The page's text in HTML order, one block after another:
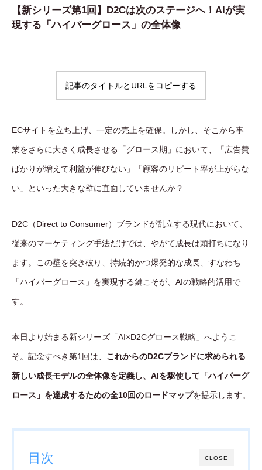
CONTACT
お問い合わせ
【新シリーズ第1回】D2Cは次のステージへ！AIが実
現する「ハイパーグロース」の全体像
記事のタイトルとURLをコピーする
ECサイトを立ち上げ、一定の売上を確保。しかし、そこから事
業をさらに大きく成長させる「グロース期」において、「広告費
ばかりが増えて利益が伸びない」「顧客のリピート率が上がらな
い」といった大きな壁に直面していませんか？
D2C（Direct to Consumer）ブランドが乱立する現代において、
従来のマーケティング手法だけでは、やがて成長は頭打ちになり
ます。この壁を突き破り、持続的かつ爆発的な成長、すなわち
「ハイパーグロース」を実現する鍵こそが、AIの戦略的活用で
す。
本日より始まる新シリーズ「AI×D2Cグロース戦略」へようこ
そ。記念すべき第1回は、 これからのD2Cブランドに求められる
新しい成長モデルの全体像を定義し、AIを駆使して「ハイパーグ
ロース」を達成するための全10回のロードマップを提示します。
CLOSE
目次